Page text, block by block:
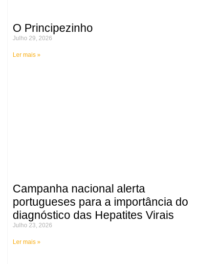
O Principezinho
Julho 29, 2026
Ler mais »
Campanha nacional alerta
portugueses para a importância do
diagnóstico das Hepatites Virais
Julho 23, 2026
Ler mais »